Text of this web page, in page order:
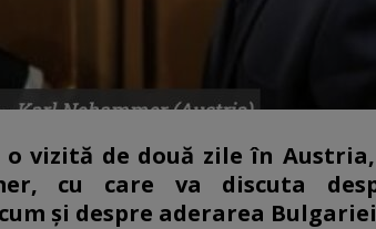
o vizită de două zile în
cu care va discuta
şi despre aderarea